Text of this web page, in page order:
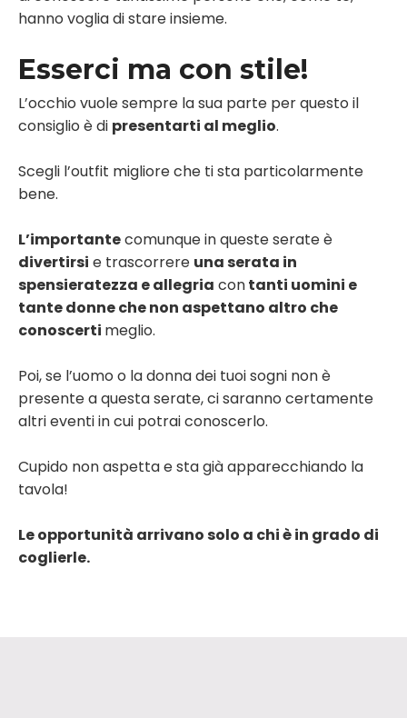
hanno voglia di stare insieme.
Esserci ma con stile!
L’occhio vuole sempre la sua parte per questo il
consiglio è di presentarti al meglio.
Scegli l’outfit migliore che ti sta particolarmente
bene.
L’importantecomunque in queste serate è
divertirsi e trascorrere una serata in
spensieratezza e allegria contanti uomini e
tante donne che non aspettano altro che
conoscerti meglio.
Poi, se l’uomo o la donna dei tuoi sogni non è
presente a questa serate, ci saranno certamente
altri eventi in cui potrai conoscerlo.
Cupido non aspetta e sta già apparecchiando la
tavola!
Le opportunità arrivano solo a chi è in grado di
coglierle.